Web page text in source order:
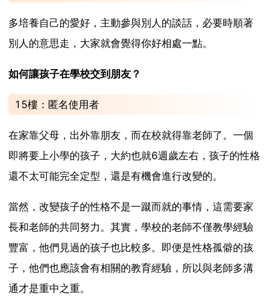
多培養自己的愛好，主動參與別人的談話，必要時順著
別人的意思走，大家就會覺得你好相處一點。
如何讓孩子在學校交到朋友？
15樓：匿名使用者
在家靠父母，出外靠朋友，而在校就得靠老師了。一個
即將要上小學的孩子，大約也就6週歲左右，孩子的性格
還不太可能完全定型，還是有機會進行改變的。
當然，改變孩子的性格不是一蹴而就的事情，這需要家
長和老師的共同努力。其實，學校的老師不僅教學經驗
豐富，他們見過的孩子也比較多。即便是性格孤僻的孩
子，他們也應該會有相關的教育經驗，所以與老師多溝
通才是重中之重。